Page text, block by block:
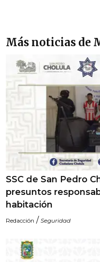
Más noticias de
SSC de San Pedro
presuntos
habitación
Redacción / Seguridad